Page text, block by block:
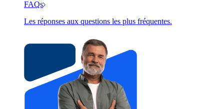
FAQs
Les réponses aux questions les plus fréquentes.